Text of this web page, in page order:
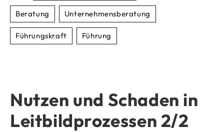
Beratung Unternehmensberatung
Führungskraft Führung
Nutzen und Schaden in
Leitbildprozessen 2/2